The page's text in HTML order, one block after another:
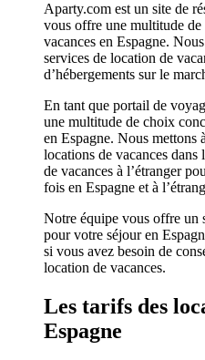
Aparty.com est un site de
vous offre une multitude
vacances en Espagne.
services de location de
d’hébergements sur le
En tant que portail de
une multitude de choix
en Espagne. Nous mettons
locations de vacances dans
de vacances à l’étranger
fois en Espagne et à
Notre équipe vous offre un
pour votre séjour en
si vous avez besoin de
location de vacances.
Les tarifs des
Espagne